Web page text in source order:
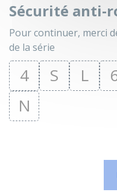
Sécurité anti-
Pour continuer, merci
de la série
4 S L
N